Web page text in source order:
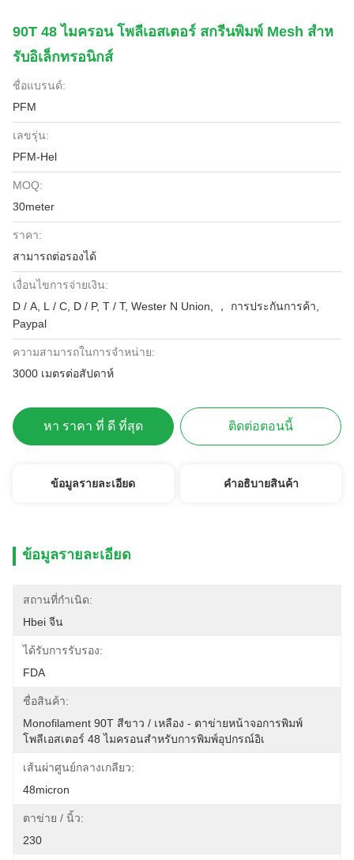
90T 48 ไมครอน โพลีเอสเตอร์ สกรีนพิมพ์ Mesh สําห
รับอิเล็กทรอนิกส์
ชื่อแบรนด์:
PFM
เลขรุ่น:
PFM-Hel
MOQ:
30meter
ราคา:
สามารถต่อรองได้
เงื่อนไขการจ่ายเงิน:
D / A, L / C, D / P, T / T, Wester N Union, ， การประกันการค้า,
Paypal
ความสามารถในการจําหน่าย:
3000 เมตรต่อสัปดาห์
หา ราคา ที่ ดี ที่สุด ติดต่อตอนนี้
ข้อมูลรายละเอียด คําอธิบายสินค้า
ข้อมูลรายละเอียด
สถานที่กำเนิด:
Hbei จีน
ได้รับการรับรอง:
FDA
ชื่อสินค้า:
Monofilament 90T สีขาว / เหลือง - ตาข่ายหน้าจอการพิมพ์
โพลีเอสเตอร์ 48 ไมครอนสำหรับการพิมพ์อุปกรณ์อิเ
เส้นผ่าศูนย์กลางเกลียว:
48micron
ตาข่าย / นิ้ว:
230